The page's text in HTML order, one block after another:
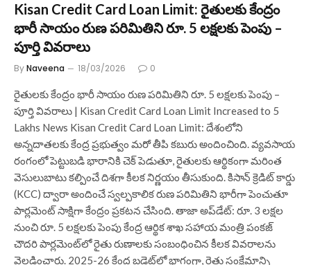
Kisan Credit Card Loan Limit: రైతులకు కేంద్రం
భారీ సాయం రుణ పరిమితిని రూ. 5 లక్షలకు పెంపు –
పూర్తి వివరాలు
ByNaveena 18/03/2026 0
రైతులకు కేంద్రం భారీ సాయం రుణ పరిమితిని రూ. 5 లక్షలకు పెంపు –
పూర్తి వివరాలు | Kisan Credit Card Loan Limit Increased to 5
Lakhs News Kisan Credit Card Loan Limit: దేశంలోని
అన్నదాతలకు కేంద్ర ప్రభుత్వం మరో తీపి కబురు అందించింది. వ్యవసాయ
రంగంలో పెట్టుబడి భారానికి చెక్ పెడుతూ, రైతులకు ఆర్థికంగా మరింత
వెసులుబాటు కల్పించే దిశగా కీలక నిర్ణయం తీసుకుంది. కిసాన్ క్రెడిట్ కార్డు
(KCC) ద్వారా అందించే స్వల్పకాలిక రుణ పరిమితిని భారీగా పెంచుతూ
పార్లమెంట్ సాక్షిగా కేంద్రం ప్రకటన చేసింది. తాజా అప్‌డేట్: రూ. 3 లక్షల
నుంచి రూ. 5 లక్షలకు పెంపు కేంద్ర ఆర్థిక శాఖ సహాయ మంత్రి పంకజ్
చౌదరి పార్లమెంట్‌లో రైతు రుణాలకు సంబంధించిన కీలక వివరాలను
వెల్లడించారు. 2025-26 కేంద్ర బడ్జెట్‌లో భాగంగా, రైతు సంక్షేమాన్ని